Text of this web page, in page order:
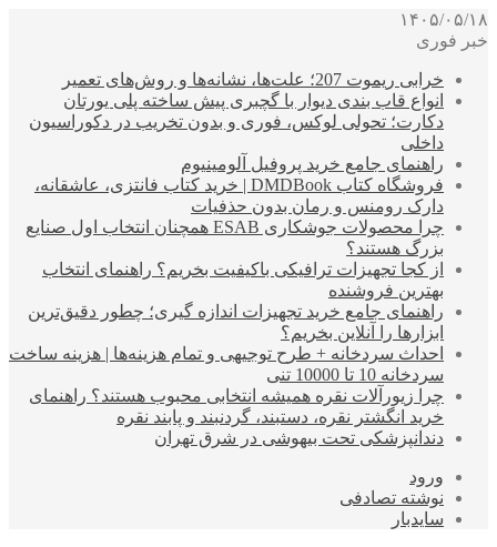
۱۴۰۵/۰۵/۱۸
خبر فوری
خرابی ریموت 207؛ علت‌ها، نشانه‌ها و روش‌های تعمیر
انواع قاب بندی دیوار با گچبری پیش ساخته پلی یورتان
دکارت؛ تحولی لوکس، فوری و بدون تخریب در دکوراسیون
داخلی
راهنمای جامع خرید پروفیل آلومینیوم
فروشگاه کتاب DMDBook | خرید کتاب فانتزی، عاشقانه،
دارک رومنس و رمان بدون حذفیات
چرا محصولات جوشکاری ESAB همچنان انتخاب اول صنایع
بزرگ هستند؟
از کجا تجهیزات ترافیکی باکیفیت بخریم؟ راهنمای انتخاب
بهترین فروشنده
راهنمای جامع خرید تجهیزات اندازه گیری؛ چطور دقیق‌ترین
ابزارها را آنلاین بخریم؟
احداث سردخانه + طرح توجیهی و تمام هزینه‌ها | هزینه ساخت
سردخانه 10 تا 10000 تنی
چرا زیورآلات نقره همیشه انتخابی محبوب هستند؟ راهنمای
خرید انگشتر نقره، دستبند، گردنبند و پابند نقره
دندانپزشکی تحت بیهوشی در شرق تهران
ورود
نوشته تصادفی
سایدبار